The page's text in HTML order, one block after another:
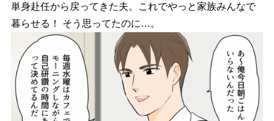
単身赴任から戻ってきた夫。これでやっと家族みんなで
暮らせる！ そう思ってたのに…。